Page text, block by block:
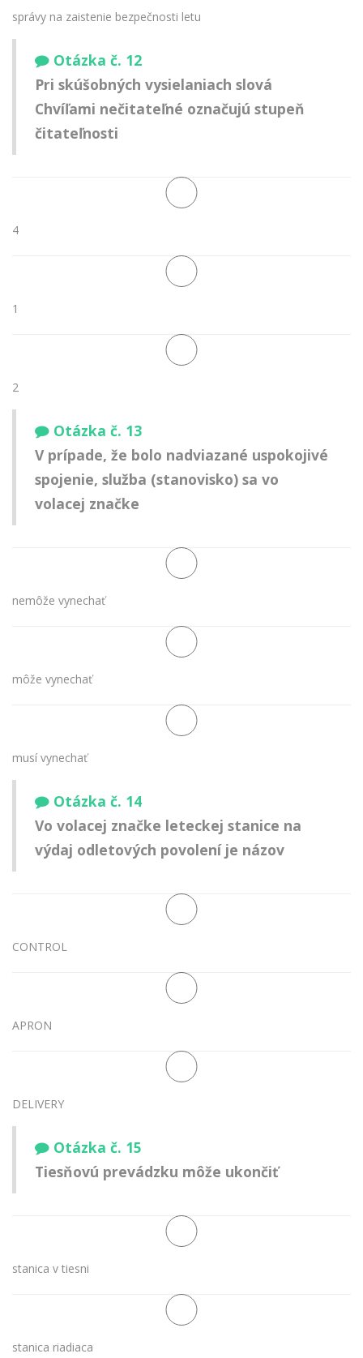
správy na zaistenie bezpečnosti letu
Otázka č. 12
Pri skúšobných vysielaniach slová
Chvíľami nečitateľné označujú stupeň
čitateľnosti
4
1
2
Otázka č. 13
V prípade, že bolo nadviazané uspokojivé
spojenie, služba (stanovisko) sa vo
volacej značke
nemôže vynechať
môže vynechať
musí vynechať
Otázka č. 14
Vo volacej značke leteckej stanice na
výdaj odletových povolení je názov
CONTROL
APRON
DELIVERY
Otázka č. 15
Tiesňovú prevádzku môže ukončiť
stanica v tiesni
stanica riadiaca